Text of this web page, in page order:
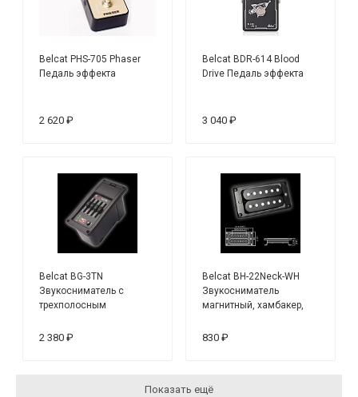
Belcat PHS-705 Phaser
Педаль эффекта
2 620 ₽
Belcat BDR-614 Blood
Drive Педаль эффекта
3 040 ₽
Belcat BG-3TN
Звукосниматель с
трехполосным
тюнером, врезной
2 380 ₽
Belcat BH-22Neck-WH
Звукосниматель
магнитный, хамбакер,
830 ₽
Показать ещё